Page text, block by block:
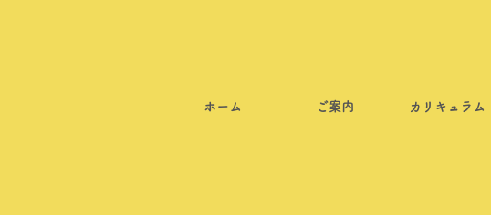
ホーム ご案内 カリキュラム